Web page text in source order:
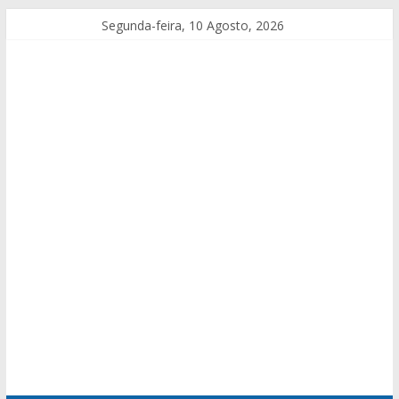
Segunda-feira, 10 Agosto, 2026